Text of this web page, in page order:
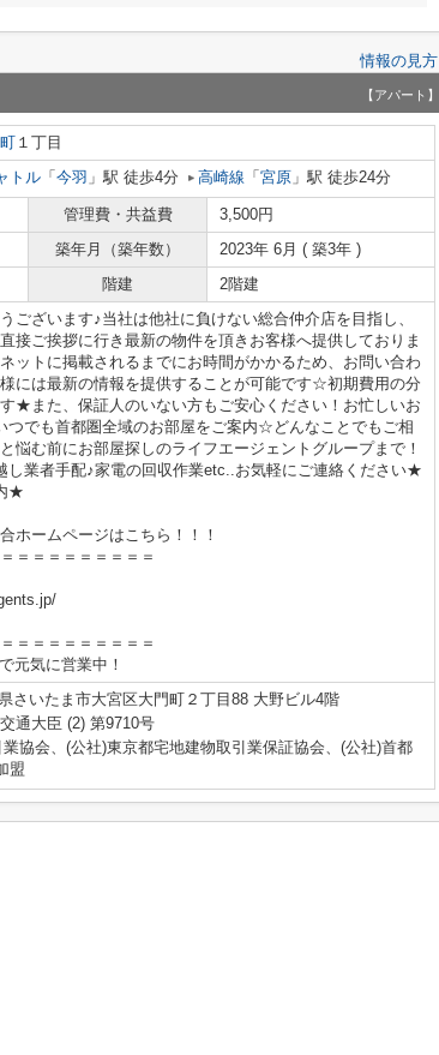
情報の見方
【アパート】
１丁目
トル 「 今羽 」駅 徒歩4分 高崎線 「 宮原 」駅 徒歩24分
管理費・共益費
3,500円
築年月（築年数）
2023年 6月 ( 築3年 )
階建 2階建
ございます♪当社は他社に負けない総合仲介店を目指し、
接ご挨拶に行き最新の物件を頂きお客様へ提供しておりま
ットに掲載されるまでにお時間がかかるため、お問い合わ
には最新の情報を提供することが可能です☆初期費用の分
★また、保証人のいない方もご安心ください！お忙しいお
つでも首都圏全域のお部屋をご案内☆どんなことでもご相
悩む前にお部屋探しのライフエージェントグループまで！
し業者手配♪家電の回収作業etc..お気軽にご連絡ください★
★
ホームページはこちら！！！
＝＝＝＝＝＝＝＝＝
＝＝＝＝＝＝＝＝＝
元気に営業中！
さいたま市大宮区大門町２丁目88 大野ビル4階
通大臣 (2) 第9710号
協会、(公社)東京都宅地建物取引業保証協会、(公社)首都
盟